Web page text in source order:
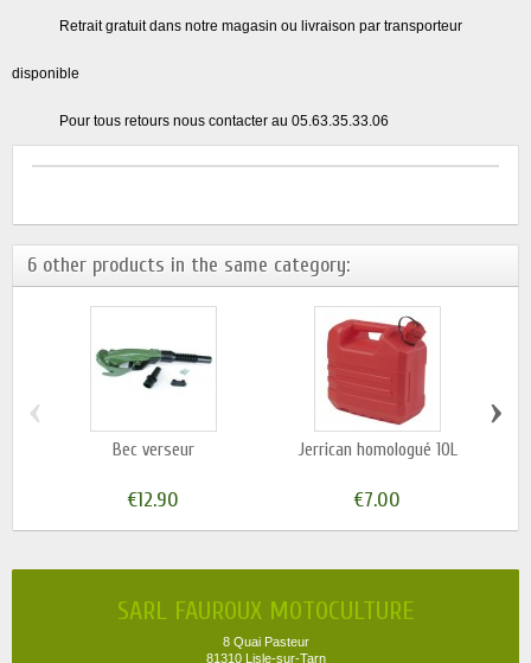
Retrait gratuit dans notre magasin ou livraison par transporteur
disponible
Pour tous retours nous contacter au 05.63.35.33.06
6 other products in the same category:
Bec verseur
€12.90
Jerrican homologué 10L
€7.00
‹ ›
SARL FAUROUX MOTOCULTURE
8 Quai Pasteur
81310 Lisle-sur-Tarn